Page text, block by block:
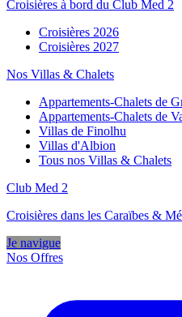
Croisières à bord du Club Med 2
Croisières 2026
Croisières 2027
Nos Villas & Chalets
Appartements-Chalets de
Appartements-Chalets de
Villas de Finolhu
Villas d'Albion
Tous nos Villas & Chalets
Club Med 2
Croisières dans les Caraïbes &
Je navigue
Nos Offres